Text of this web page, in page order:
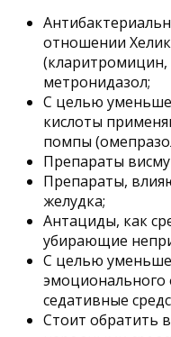
отношении
метронидазол;
С целью
кислоты
помпы
Препараты
Препараты,
желудка;
Антациды, как
убирающие
С целью
эмоционального
седативные
Стоит обратить